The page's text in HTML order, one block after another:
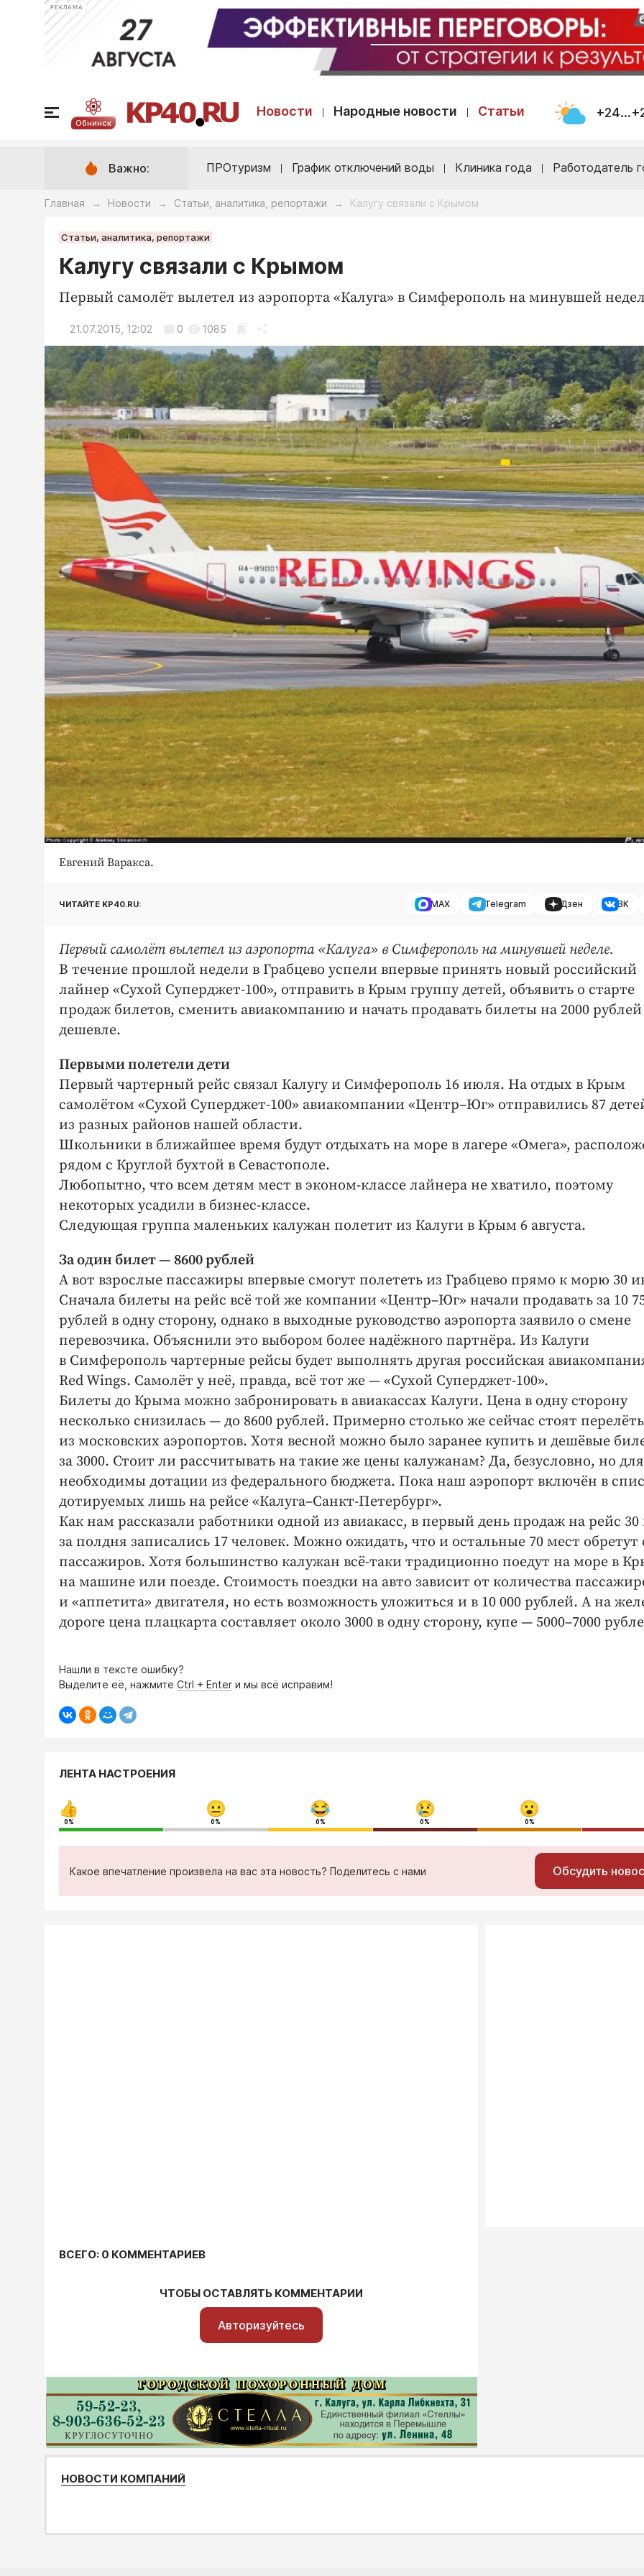
РЕКЛАМА
Обнинск
Новости Народные новости Статьи
Важно: ПРОтуризм График отключений воды Клиника года Работодатель
Главная → Новости → Статьи, аналитика, репортажи → Калугу связали с Крымом
Статьи, аналитика, репортажи
Калугу связали с Крымом
Первый самолёт вылетел из аэропорта «Калуга» в Симферополь на минувшей
21.07.2015, 12:02 0 1085
Евгений Варакса.
ЧИТАЙТЕ KP40.RU: MAX Telegram Дзен ВК
Первый самолёт вылетел из аэропорта «Калуга» в Симферополь на минувшей неделе.
В течение прошлой недели в Грабцево успели впервые принять новый российский
лайнер «Сухой Суперджет-100», отправить в Крым группу детей, объявить о старте
продаж билетов, сменить авиакомпанию и начать продавать билеты на 2000 рублей
дешевле.
Первыми полетели дети
Первый чартерный рейс связал Калугу и Симферополь 16 июля. На отдых в Крым
самолётом «Сухой Суперджет-100» авиакомпании «Центр–Юг» отправились 87
из разных районов нашей области.
Школьники в ближайшее время будут отдыхать на море в лагере «Омега»,
рядом с Круглой бухтой в Севастополе.
Любопытно, что всем детям мест в эконом-классе лайнера не хватило, поэтому
некоторых усадили в бизнес-классе.
Следующая группа маленьких калужан полетит из Калуги в Крым 6 августа.
За один билет — 8600 рублей
А вот взрослые пассажиры впервые смогут полететь из Грабцево прямо к морю 30
Сначала билеты на рейс всё той же компании «Центр–Юг» начали продавать за 10
рублей в одну сторону, однако в выходные руководство аэропорта заявило о смене
перевозчика. Объяснили это выбором более надёжного партнёра. Из Калуги
в Симферополь чартерные рейсы будет выполнять другая российская
Red Wings. Самолёт у неё, правда, всё тот же — «Сухой Суперджет-100».
Билеты до Крыма можно забронировать в авиакассах Калуги. Цена в одну сторону
несколько снизилась — до 8600 рублей. Примерно столько же сейчас стоят
из мос­ковских аэропортов. Хотя весной можно было заранее купить и дешёвые
за 3000. Стоит ли рассчитывать на такие же цены калужанам? Да, безусловно, но
необходимы дотации из федерального бюджета. Пока наш аэропорт включён в
дотируемых лишь на рейсе «Калуга–Санкт-Петербург».
Как нам рассказали работники одной из авиа­касс, в первый день продаж на рейс
за полдня записались 17 человек. Можно ожидать, что и остальные 70 мест обретут
пассажиров. Хотя большинство калужан всё-таки традиционно поедут на море в
на машине или поезде. Стоимость поездки на авто зависит от количества
и «аппетита» двигателя, но есть возможность уложиться и в 10 000 рублей. А на
дороге цена плацкарта составляет около 3000 в одну сторону, купе — 5000–7000
Нашли в тексте ошибку?
Выделите её, нажмите Ctrl + Enter и мы всё исправим!
ЛЕНТА НАСТРОЕНИЯ
0% 0% 0% 0% 0%
Какое впечатление произвела на вас эта новость? Поделитесь с нами Обсудить
ВСЕГО: 0 КОММЕНТАРИЕВ
ЧТОБЫ ОСТАВЛЯТЬ КОММЕНТАРИИ
Авторизуйтесь
НОВОСТИ КОМПАНИЙ